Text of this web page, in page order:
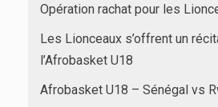
Opération rachat pour les
Les Lionceaux s’offrent un
l’Afrobasket U18
Afrobasket U18 – Sénégal vs